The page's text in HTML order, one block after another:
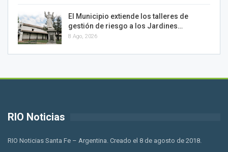
El Municipio extiende los talleres de
gestión de riesgo a los Jardines…
8 Ago, 2026
RIO Noticias
RIO Noticias Santa Fe – Argentina. Creado el 8 de agosto de 2018.